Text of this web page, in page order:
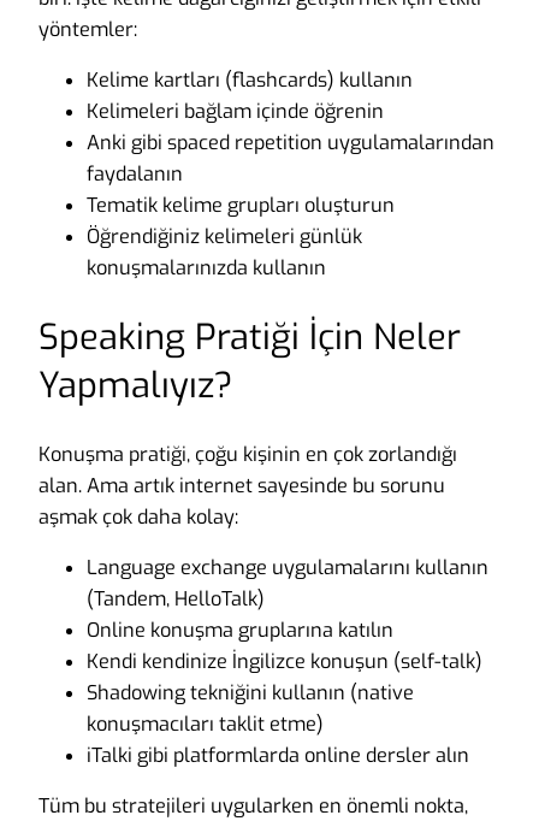
yöntemler:
Kelime kartları (flashcards) kullanın
Kelimeleri bağlam içinde öğrenin
Anki gibi spaced repetition uygulamalarından
faydalanın
Tematik kelime grupları oluşturun
Öğrendiğiniz kelimeleri günlük
konuşmalarınızda kullanın
Speaking Pratiği İçin Neler
Yapmalıyız?
Konuşma pratiği, çoğu kişinin en çok zorlandığı
alan. Ama artık internet sayesinde bu sorunu
aşmak çok daha kolay:
Language exchange uygulamalarını kullanın
(Tandem, HelloTalk)
Online konuşma gruplarına katılın
Kendi kendinize İngilizce konuşun (self-talk)
Shadowing tekniğini kullanın (native
konuşmacıları taklit etme)
iTalki gibi platformlarda online dersler alın
Tüm bu stratejileri uygularken en önemli nokta,